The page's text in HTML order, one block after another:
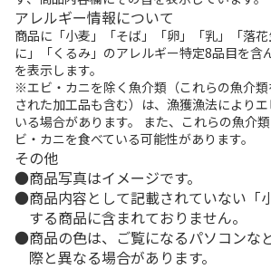
アレルギー情報について
商品に「小麦」「そば」「卵」「乳」「落
に」「くるみ」のアレルギー特定8品目を含
を表示します。
※エビ・カニを除く魚介類（これらの魚介
された加工品も含む）は、漁獲漁法により
いる場合があります。 また、これらの魚介
ビ・カニを食べている可能性があります。
その他
商品写真はイメージです。
商品内容として記載されていない「
する商品に含まれておりません。
商品の色は、ご覧になるパソコンな
際と異なる場合があります。